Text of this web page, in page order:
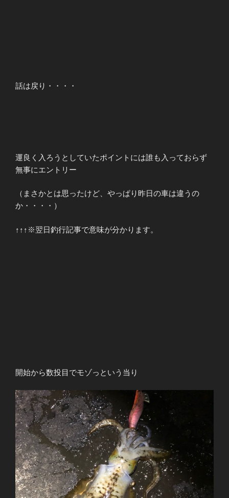
話は戻り・・・・
運良く入ろうとしていたポイントには誰も入っておらず
無事にエントリー
（まさかとは思ったけど、やっぱり昨日の車は違うの
か・・・・）
↑↑↑※翌日釣行記事で意味が分かります。
開始から数投目でモゾっという当り